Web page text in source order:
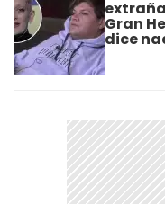
Gran
dice